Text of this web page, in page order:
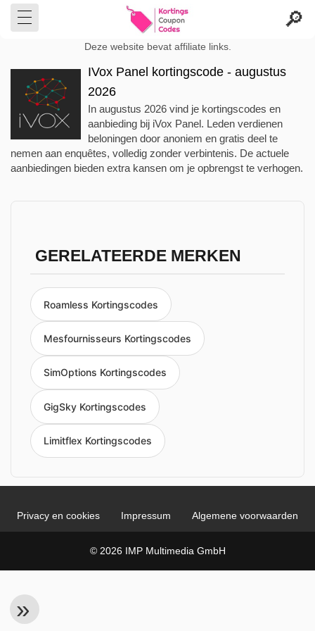
Deze website bevat affiliate links.
IVox Panel kortingscode - augustus
2026
In augustus 2026 vind je kortingscodes en
aanbieding bij iVox Panel. Leden verdienen
beloningen door anoniem en gratis deel te
nemen aan enquêtes, volledig zonder verbintenis. De actuele
aanbiedingen bieden extra kansen om je opbrengst te verhogen.
GERELATEERDE MERKEN
Roamless Kortingscodes
Mesfournisseurs Kortingscodes
SimOptions Kortingscodes
GigSky Kortingscodes
Limitflex Kortingscodes
Privacy en cookies Impressum Algemene voorwaarden
© 2026 IMP Multimedia GmbH